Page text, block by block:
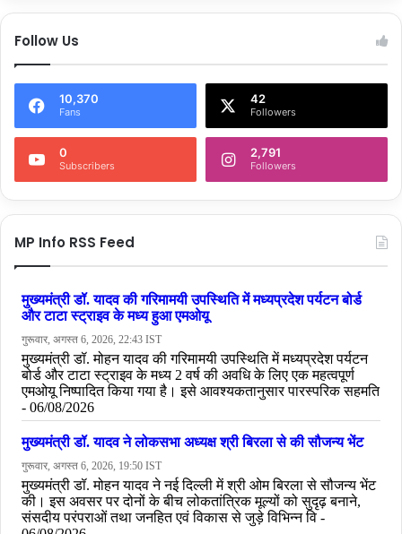
Follow Us
10,370
Fans
42
Followers
0
Subscribers
2,791
Followers
MP Info RSS Feed